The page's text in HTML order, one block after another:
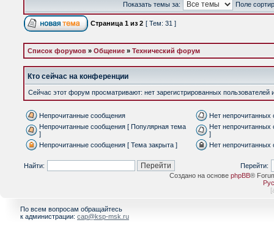
Показать темы за: Поле
Страница 1 из 2 [ Тем: 31 ]
Список форумов » Общение » Технический форум
Кто сейчас на конференции
Сейчас этот форум просматривают: нет зарегистрированных пользователей
Непрочитанные сообщения
Нет непрочитанных
Непрочитанные сообщения [ Популярная тема
]
Нет
]
Непрочитанные сообщения [ Тема закрыта ]
Нет непрочитанных
Найти:
Перейти:
Создано на основе phpBB®
[
По всем вопросам обращайтесь
к администрации: cap@ksp-msk.ru